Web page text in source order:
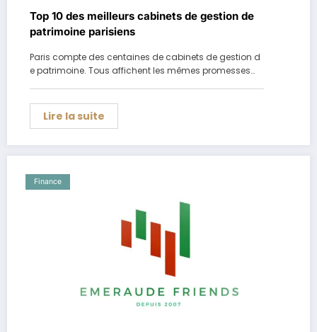
Top 10 des meilleurs cabinets de gestion de
patrimoine parisiens
Paris compte des centaines de cabinets de gestion d
e patrimoine. Tous affichent les mêmes promesses…
Lire la suite
Finance